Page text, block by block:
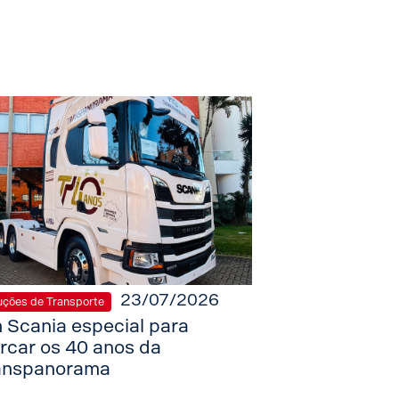
de Transporte 23/07/2026
Scania especial para
os 40 anos da